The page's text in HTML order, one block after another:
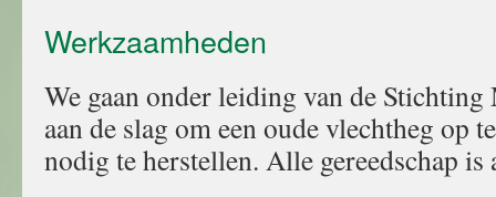
Werkzaamheden
We gaan onder leiding van de Stichting
aan de slag om een oude vlechtheg op
nodig te herstellen. Alle gereedschap is